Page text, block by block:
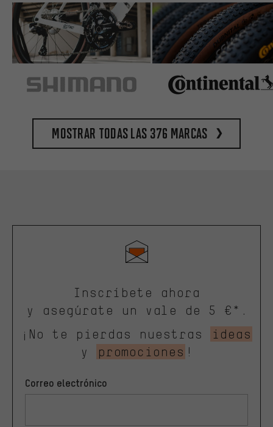
Mostrar todas las 376 marcas
Inscríbete ahora
y asegúrate un vale de 5 €*.
¡No te pierdas nuestras
ideas
y
promociones !
Correo electrónico